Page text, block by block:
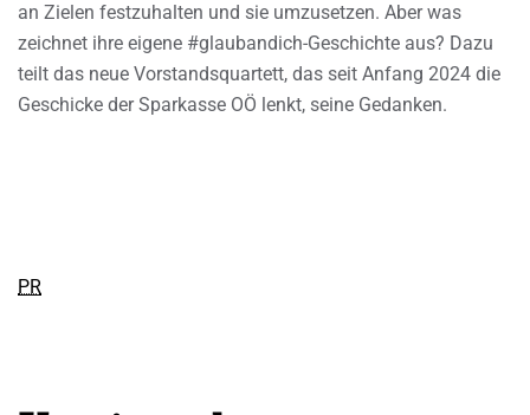
an Zielen festzuhalten und sie umzusetzen. Aber was
zeichnet ihre eigene #glaubandich-Geschichte aus? Dazu
teilt das neue Vorstandsquartett, das seit Anfang 2024 die
Geschicke der Sparkasse OÖ lenkt, seine Gedanken.
PR